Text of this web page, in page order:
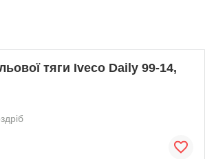
тяги Iveco Daily 99-14,